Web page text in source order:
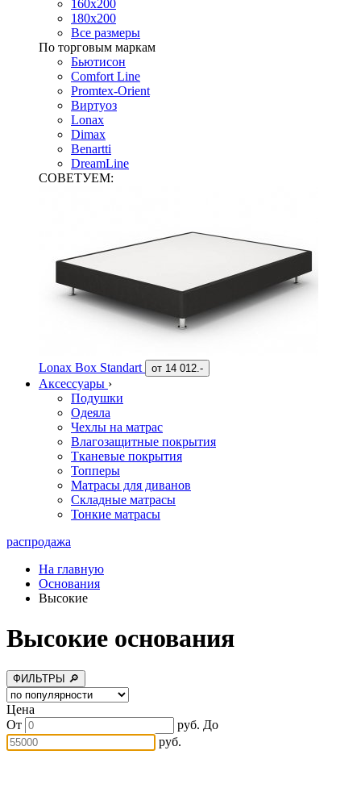
160х200
180х200
Все размеры
По торговым маркам
Бьютисон
Comfort Line
Promtex-Orient
Виртуоз
Lonax
Dimax
Benartti
DreamLine
СОВЕТУЕМ:
Lonax Box Standart от 14 012.-
Аксессуары ›
Подушки
Одеяла
Чехлы на матрас
Влагозащитные покрытия
Тканевые покрытия
Топперы
Матрасы для диванов
Складные матрасы
Тонкие матрасы
распродажа
На главную
Основания
Высокие
Высокие основания
ФИЛЬТРЫ 🔎
Цена
От
руб. До
руб.